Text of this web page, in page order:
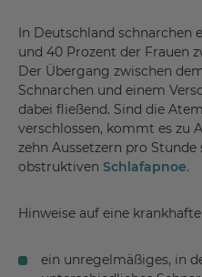
In Deutschland schnarchen
und 40 Prozent der Frauen
Der Übergang zwischen
Schnarchen und einem
dabei fließend. Sind die
verschlossen, kommt es zu
zehn Aussetzern pro
obstruktiven Schlafapnoe.
Hinweise auf eine
ein unregelmäßiges, in